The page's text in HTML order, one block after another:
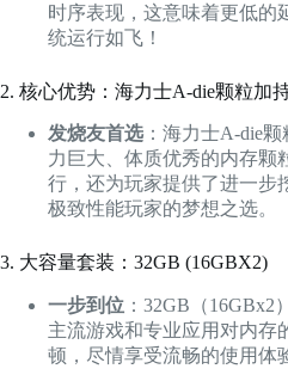
时序表现，这意味着更低的
统运行如飞！
2. 核心优势：海力士A-die颗粒加
发烧友首选 ：海力士A-die
力巨大、体质优秀的内存颗
行，还为玩家提供了进一步
极致性能玩家的梦想之选。
3. 大容量套装：32GB (16GBX2)
一步到位 ：32GB（
主流游戏和专业应用对内存
顿，尽情享受流畅的使用体